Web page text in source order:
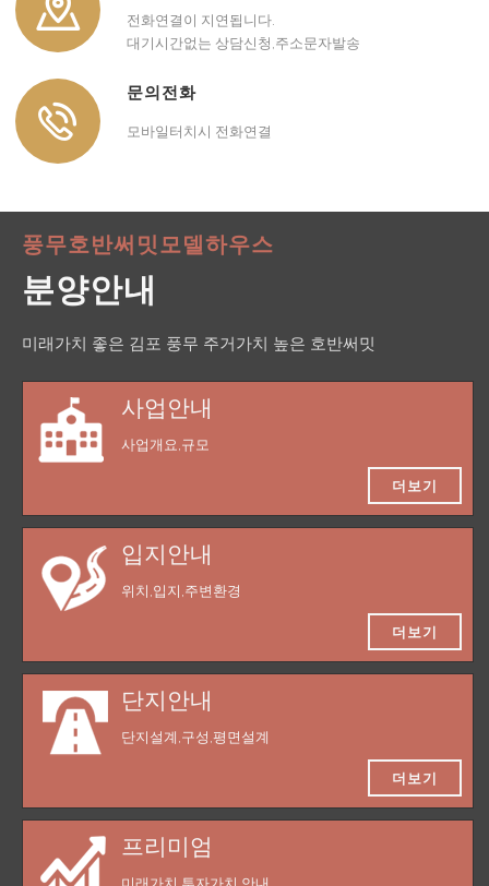
전화연결이 지연됩니다.
대기시간없는 상담신청,주소문자발송
문의전화
모바일터치시 전화연결
풍무호반써밋모델하우스
분양안내
미래가치 좋은 김포 풍무 주거가치 높은 호반써밋
사업안내
사업개요,규모
더보기
입지안내
위치,입지,주변환경
더보기
단지안내
단지설계,구성,평면설계
더보기
프리미엄